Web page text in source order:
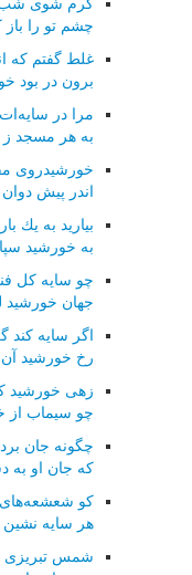
چشم تو را باز
غلط گفتم كه
برون در بود
مرا در
به هر مسجد
خورشیدروی
اندر پیش
بیارید به یك
به خورشید
چو سایه كل
جهان
اگر سایه كند
رخ خورشید
زهی خورشید
چو سیماب
چگونه جان
كه جان او به
كو
هر سایه
شمس تبریزی